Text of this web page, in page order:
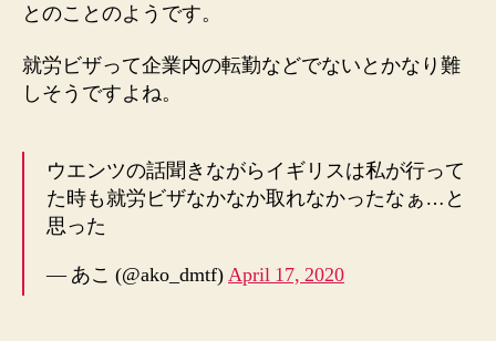
とのことのようです。
就労ビザって企業内の転勤などでないとかなり難
しそうですよね。
ウエンツの話聞きながらイギリスは私が行って
た時も就労ビザなかなか取れなかったなぁ…と
思った
— あこ (@ako_dmtf)April 17, 2020